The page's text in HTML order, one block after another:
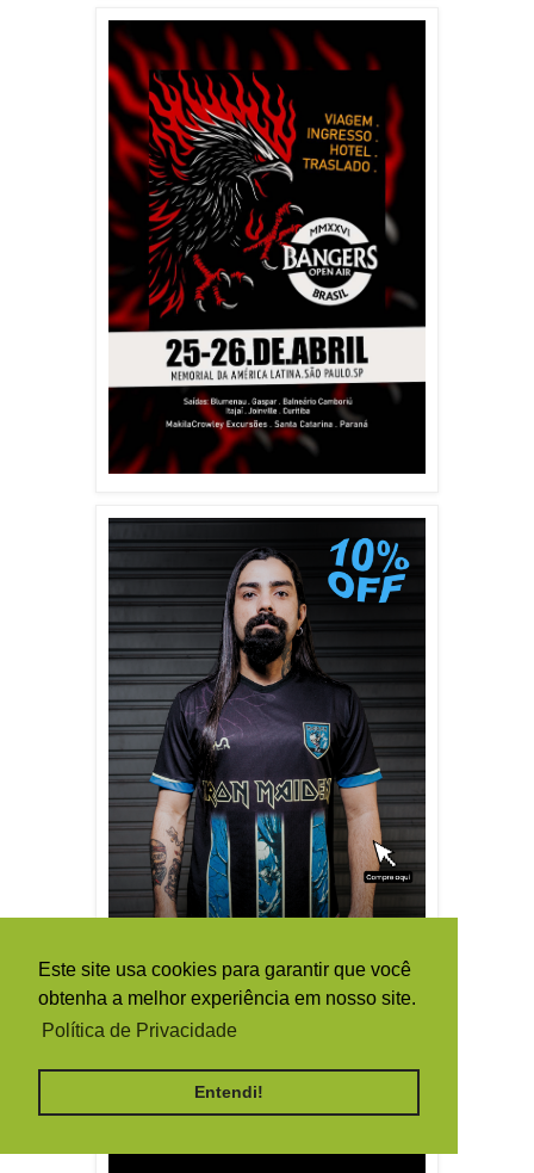
Este site usa cookies para garantir que você
obtenha a melhor experiência em nosso site.
Política de Privacidade
Entendi!